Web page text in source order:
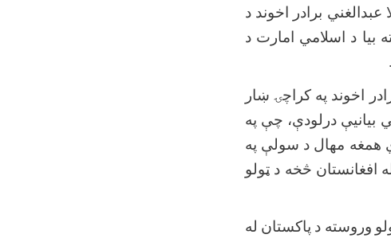
عبدالغني برادر اخوند د
بیا د اسلامي امارت د
.
اخوند په کراچۍ ښار
بیانیې درلودې، چې په
همغه مهال د سولې په
افغانستان څخه د ټولو
وروسته د پاکستان له